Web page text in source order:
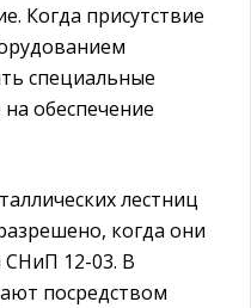
Когда присутствие
специальные
обеспечение
лестниц
когда они
СНиП 12-03. В
посредством